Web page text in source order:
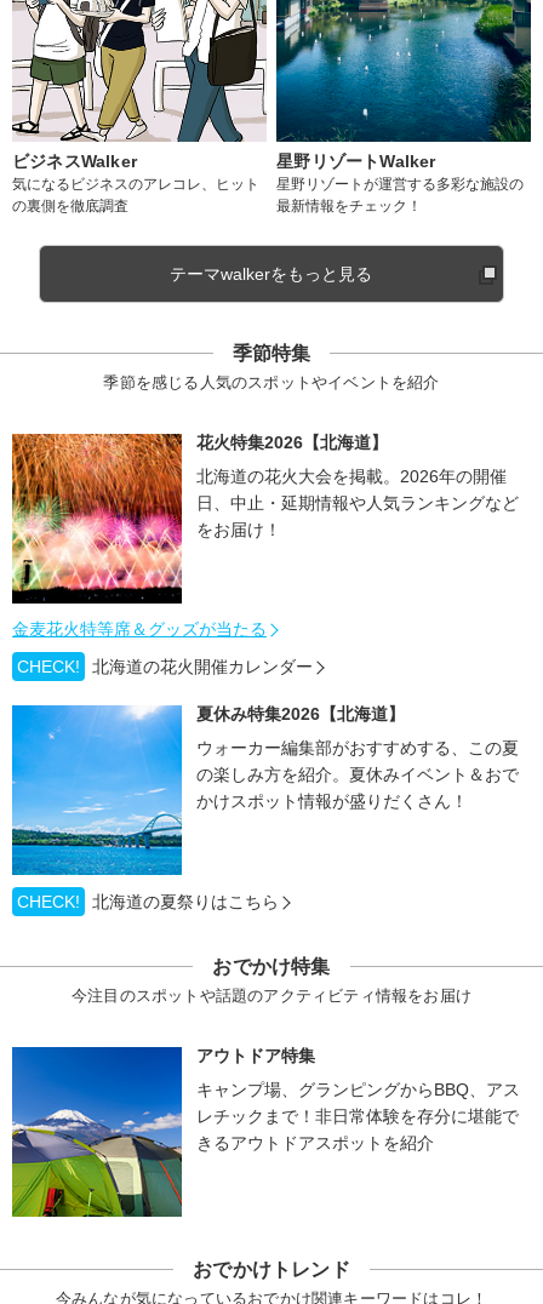
ビジネスWalker
気になるビジネスのアレコレ、ヒット
の裏側を徹底調査
星野リゾートWalker
星野リゾートが運営する多彩な施設の
最新情報をチェック！
テーマwalkerをもっと見る
季節特集
季節を感じる人気のスポットやイベントを紹介
花火特集2026【北海道】
北海道の花火大会を掲載。2026年の開催
日、中止・延期情報や人気ランキングなど
をお届け！
金麦花火特等席＆グッズが当たる
CHECK!
北海道の花火開催カレンダー
夏休み特集2026【北海道】
ウォーカー編集部がおすすめする、この夏
の楽しみ方を紹介。夏休みイベント＆おで
かけスポット情報が盛りだくさん！
CHECK! 北海道の夏祭りはこちら
おでかけ特集
今注目のスポットや話題のアクティビティ情報をお届け
アウトドア特集
キャンプ場、グランピングからBBQ、アス
レチックまで！非日常体験を存分に堪能で
きるアウトドアスポットを紹介
おでかけトレンド
今みんなが気になっているおでかけ関連キーワードはコレ！